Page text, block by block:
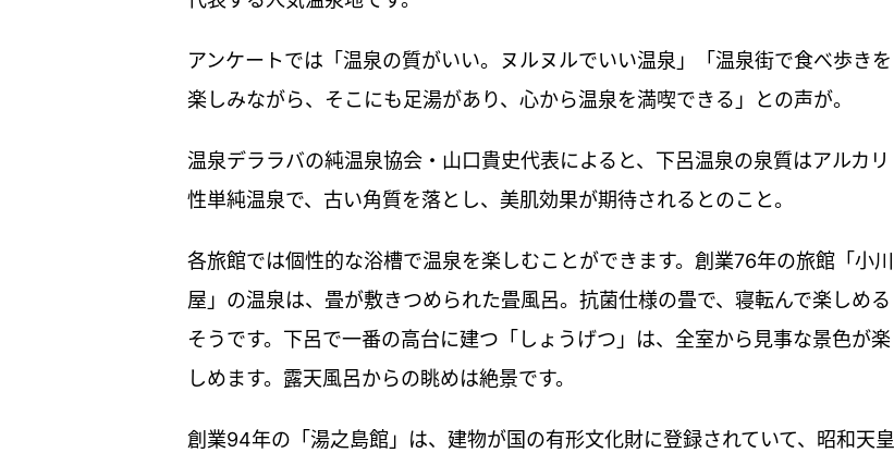
アンケートでは「温泉の質がいい。ヌルヌルでいい温泉」「温泉街で食べ歩きを
楽しみながら、そこにも足湯があり、心から温泉を満喫できる」との声が。
温泉デララバの純温泉協会・山口貴史代表によると、下呂温泉の泉質はアルカリ
性単純温泉で、古い角質を落とし、美肌効果が期待されるとのこと。
各旅館では個性的な浴槽で温泉を楽しむことができます。創業76年の旅館「小川
屋」の温泉は、畳が敷きつめられた畳風呂。抗菌仕様の畳で、寝転んで楽しめる
そうです。下呂で一番の高台に建つ「しょうげつ」は、全室から見事な景色が楽
しめます。露天風呂からの眺めは絶景です。
創業94年の「湯之島館」は、建物が国の有形文化財に登録されていて、昭和天皇